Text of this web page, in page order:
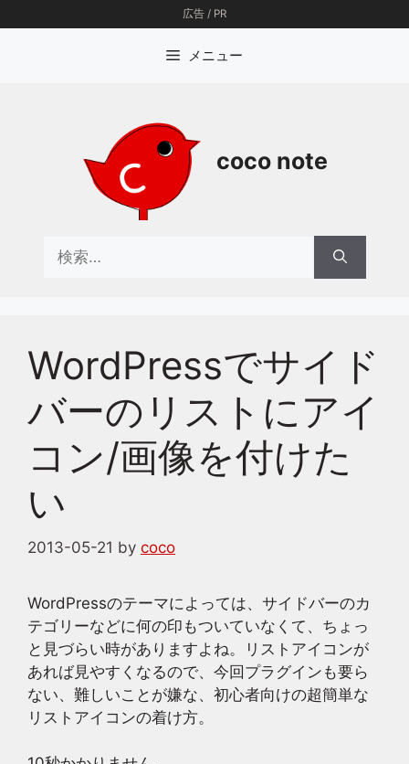
ン
広告 / PR
メニュー
coco note
索:
WordPressでサイド
バーのリストにアイ
コン/画像を付けた
い
2013-05-21 by coco
WordPressのテーマによっては、サイドバーのカ
テゴリーなどに何の印もついていなくて、ちょっ
と見づらい時がありますよね。リストアイコンが
あれば見やすくなるので、今回プラグインも要ら
ない、難しいことが嫌な、初心者向けの超簡単な
リストアイコンの着け方。